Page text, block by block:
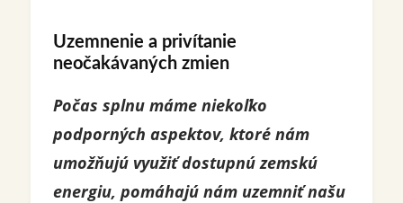
Uzemnenie a privítanie
neočakávaných zmien
Počas splnu máme niekoľko
podporných aspektov, ktoré nám
umožňujú využiť dostupnú zemskú
energiu, pomáhajú nám uzemniť našu